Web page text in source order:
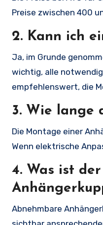
Preise zwischen 400
2. Kann ich
Ja, im Grunde
wichtig, alle
empfehlenswert, die
3. Wie lange
Die Montage einer
Wenn elektrische
4. Was ist
Abnehmbare